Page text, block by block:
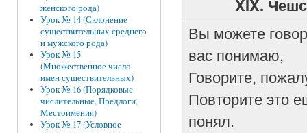
женского рода)
Урок № 14 (Склонение
существительных среднего
и мужского рода)
Урок № 15
(Множественное число
имен существительных)
Урок № 16 (Порядковые
числительные, Предлоги,
Местоимения)
Урок № 17 (Условное
XIX.
Вы можете
вас понимаю,
Говорите,
Повторите это
понял.